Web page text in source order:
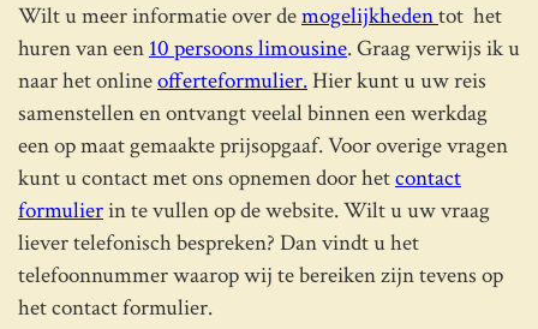
Wilt u meer informatie over demogelijkhedentot het
huren van een10 persoons limousine. Graag verwijs ik u
naar het onlineofferteformulier.Hier kunt u uw reis
samenstellen en ontvangt veelal binnen een werkdag
een op maat gemaakte prijsopgaaf. Voor overige vragen
kunt u contact met ons opnemen door hetcontact
formulierin te vullen op de website. Wilt u uw vraag
liever telefonisch bespreken? Dan vindt u het
telefoonnummer waarop wij te bereiken zijn tevens op
het contact formulier.